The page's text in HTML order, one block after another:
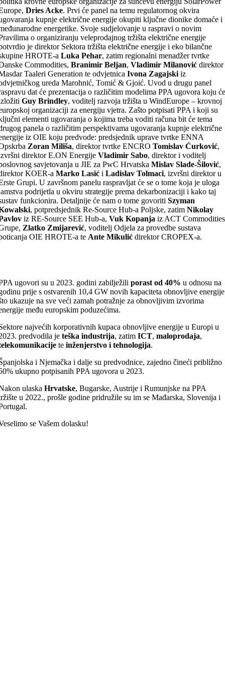
Dries Acke. Prvi će panel na temu regulatornog okvira
kupnje električne energije okupiti ključne dionike domaće i
energetike. Svoje sudjelovanje u raspravi o novim
o organiziranju veleprodajnog tržišta električne energije
je direktor Sektora tržišta električne energije i eko bilančne
HROTE-aLuka Pehar, zatim regionalni menadžer tvrtke
Commodities,Branimir Beljan,Vladimir Milanović direktor
Taaleri Generation te odvjetnicaIvona Zagajski iz
ureda Marohnić, Tomić & Gjoić. Uvod u drugu panel
dat će prezentacija o različitim modelima PPA ugovora koju
Guy Brindley, voditelj razvoja tržišta u WindEurope – krovnoj
organizaciji za energiju vjetra. Zašto potpisati PPA i koji su
elementi ugovaranja o kojima treba voditi računa bit će tema
panela o različitim perspektivama ugovaranja kupnje električne
iz OIE koju predvode: predsjednik uprave tvrtke ENNA
Zoran Miliša, direktor tvrtke ENCROTomislav Ćurković,
direktor E.ON EnergijeVladimir Sabo, direktor i voditelj
savjetovanja u JIE za PwC HrvatskaMislav Slade-Šilović,
KOER-aMarko Lasić iLadislav Tolmaci, izvršni direktor u
Grupi. U završnom panelu raspravljat će se o tome koja je uloga
podrijetla u okviru strategije prema dekarbonizaciji i kako taj
funkcionira. Detaljnije će nam o tome govoritiSzyman
, potpredsjednik Re-Source Hub-a Poljske, zatimNikolay
iz RE-Source SEE Hub-a,Vuk Kopanja iz ACT Commodities
Zlatko Zmijarević, voditelj Odjela za provedbe sustava
OIE HROTE-a te Ante Mikulić direktor CROPEX-a.
ugovori su u 2023. godini zabilježiliporast od 40%u odnosu na
prije s ostvarenih 10,4 GW novih kapaciteta obnovljive energije
ukazuje na sve veći zamah potražnje za obnovljivim izvorima
među europskim poduzećima.
najvećih korporativnih kupaca obnovljive energije u Europi u
predvodila jeteška industrija, zatimICT,maloprodaja,
teinženjerstvo i tehnologija.
i Njemačka i dalje su predvodnice, zajedno čineći približno
ukupno potpisanih PPA ugovora u 2023.
ulaskaHrvatske, Bugarske, Austrije i Rumunjske na PPA
u 2022., prošle godine pridružile su im se Mađarska, Slovenija i
se Vašem dolasku!